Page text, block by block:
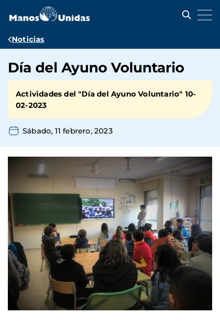
contenido
Ruta
navegación
Noticias
Día del Ayuno Voluntario
Actividades del "Día del Ayuno Voluntario" 10-
02-2023
Sábado, 11 febrero, 2023